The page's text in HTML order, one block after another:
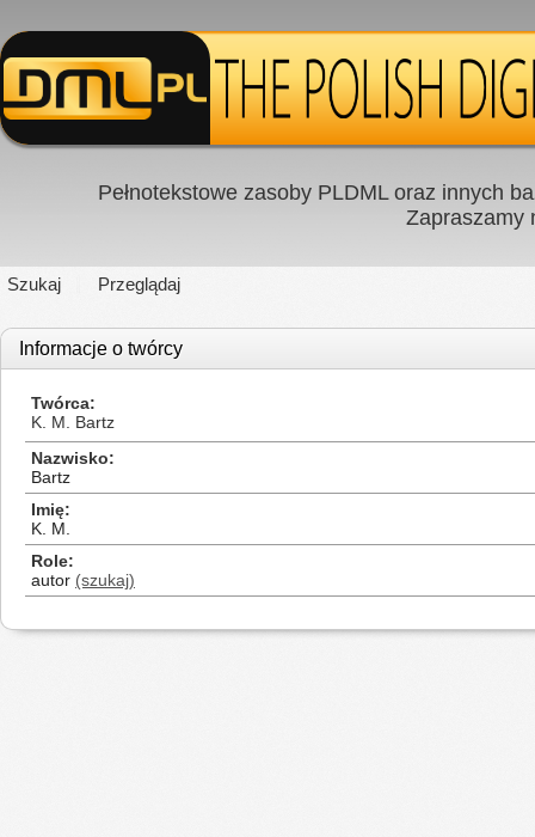
Pełnotekstowe zasoby PLDML oraz innych
Zapraszamy
Szukaj Przeglądaj
Informacje o twórcy
Twórca
K. M. Bartz
Nazwisko
Bartz
Imię
K. M.
Role
autor (szukaj)